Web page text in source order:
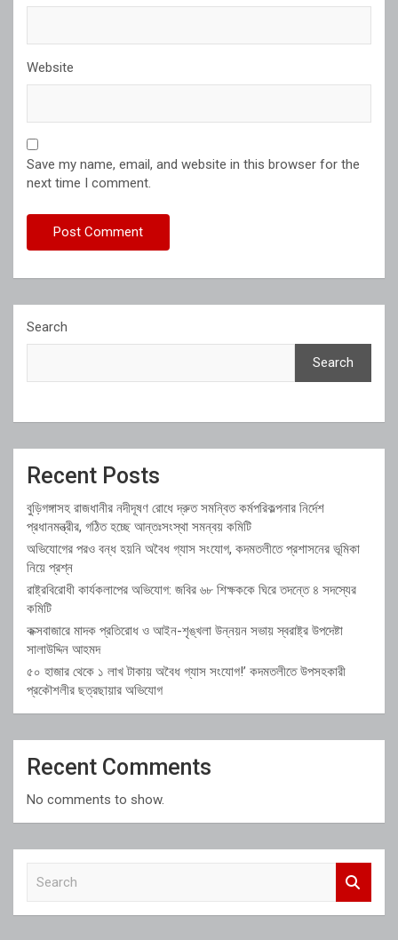
Website
Save my name, email, and website in this browser for the
next time I comment.
Search
Search
Recent Posts
বুড়িগঙ্গাসহ রাজধানীর নদীদূষণ রোধে দ্রুত সমন্বিত কর্মপরিকল্পনার নির্দেশ
প্রধানমন্ত্রীর, গঠিত হচ্ছে আন্তঃসংস্থা সমন্বয় কমিটি
অভিযোগের পরও বন্ধ হয়নি অবৈধ গ্যাস সংযোগ, কদমতলীতে প্রশাসনের ভূমিকা
নিয়ে প্রশ্ন
রাষ্ট্রবিরোধী কার্যকলাপের অভিযোগ: জবির ৬৮ শিক্ষককে ঘিরে তদন্তে ৪ সদস্যের
কমিটি
কক্সবাজারে মাদক প্রতিরোধ ও আইন-শৃঙ্খলা উন্নয়ন সভায় স্বরাষ্ট্র উপদেষ্টা
সালাউদ্দিন আহমদ
৫০ হাজার থেকে ১ লাখ টাকায় অবৈধ গ্যাস সংযোগ!’ কদমতলীতে উপসহকারী
প্রকৌশলীর ছত্রছায়ার অভিযোগ
Recent Comments
No comments to show.